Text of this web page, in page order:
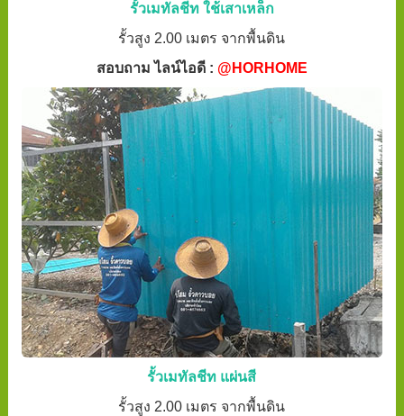
รั้วเมทัลชีท ใช้เสาเหล็ก
รั้วสูง 2.00 เมตร จากพื้นดิน
สอบถาม ไลน์ไอดี : @HORHOME
รั้วเมทัลชีท แผ่นสี
รั้วสูง 2.00 เมตร จากพื้นดิน